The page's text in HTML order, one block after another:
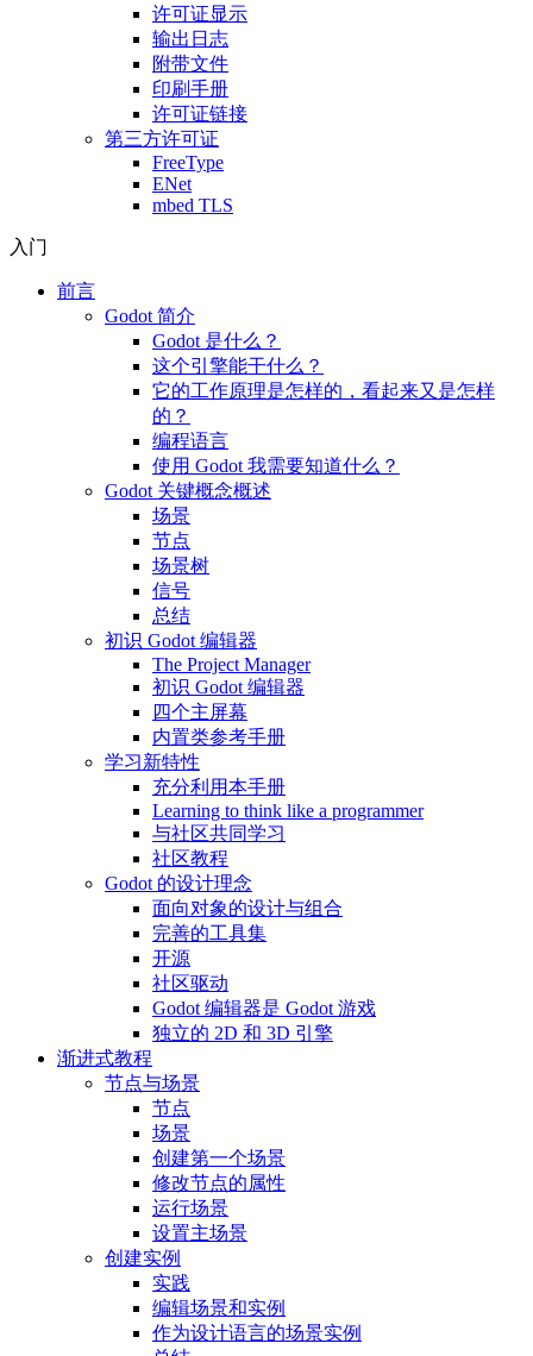
许可证显示
输出日志
附带文件
印刷手册
许可证链接
第三方许可证
FreeType
ENet
mbed TLS
入门
前言
Godot 简介
Godot 是什么？
这个引擎能干什么？
它的工作原理是怎样的，看起来又是怎样
的？
编程语言
使用 Godot 我需要知道什么？
Godot 关键概念概述
场景
节点
场景树
信号
总结
初识 Godot 编辑器
The Project Manager
初识 Godot 编辑器
四个主屏幕
内置类参考手册
学习新特性
充分利用本手册
Learning to think like a programmer
与社区共同学习
社区教程
Godot 的设计理念
面向对象的设计与组合
完善的工具集
开源
社区驱动
Godot 编辑器是 Godot 游戏
独立的 2D 和 3D 引擎
渐进式教程
节点与场景
节点
场景
创建第一个场景
修改节点的属性
运行场景
设置主场景
创建实例
实践
编辑场景和实例
作为设计语言的场景实例